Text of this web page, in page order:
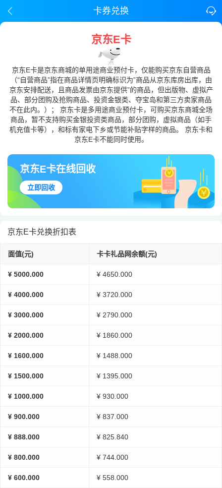
卡券兑换
京东E卡
京东E卡是京东商城的单用途商业预付卡，仅能购买京东自营商品
（“自营商品”指在商品详情页明确标识为”商品从京东库房出库，由
京东安排配送，且商品发票由京东提供”的商品，但出版物、虚拟产
品、部分团购及抢购商品、投资金银类、夺宝岛和第三方卖家商品
不在此内。）； 京东卡是多用途商业预付卡，可购买京东商城全场
商品，暂不支持购买金银投资类商品，部分团购，虚拟商品（如手
机充值卡等），和标有家电下乡或节能补贴字样的商品。 京东卡和
京东E卡不能同时使用。
京东E卡在线回收
立即回收
京东E卡兑换折扣表
面值(元) 卡卡礼品网余额(元)
¥ 5000.000 ¥ 4650.000
¥ 4000.000 ¥ 3720.000
¥ 3000.000 ¥ 2790.000
¥ 2000.000 ¥ 1860.000
¥ 1600.000 ¥ 1488.000
¥ 1500.000 ¥ 1395.000
¥ 1000.000 ¥ 930.000
¥ 900.000 ¥ 837.000
¥ 888.000 ¥ 825.840
¥ 800.000 ¥ 744.000
¥ 600.000 ¥ 558.000